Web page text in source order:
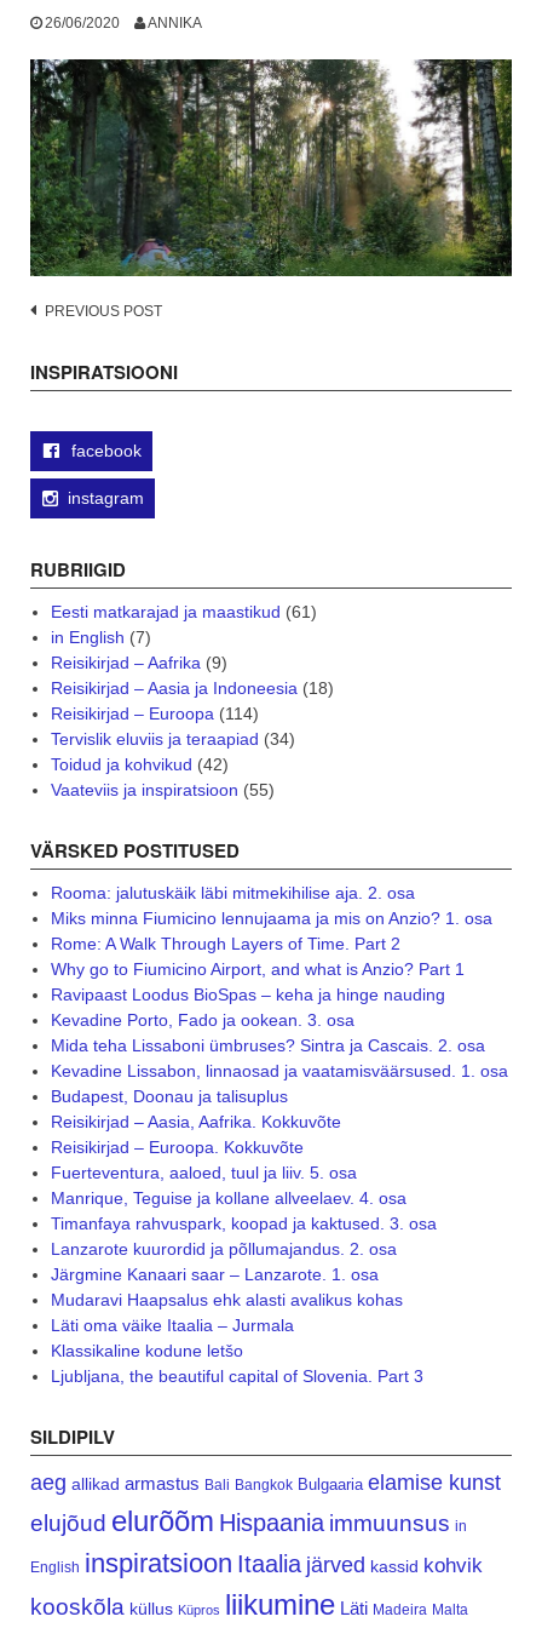
26/06/2020 ANNIKA
Post
PREVIOUS POST
INSPIRATSIOONI
facebook
instagram
RUBRIIGID
Eesti matkarajad ja maastikud (61)
in English (7)
Reisikirjad – Aafrika (9)
Reisikirjad – Aasia ja Indoneesia (18)
Reisikirjad – Euroopa (114)
Tervislik eluviis ja teraapiad (34)
Toidud ja kohvikud (42)
Vaateviis ja inspiratsioon (55)
VÄRSKED POSTITUSED
Rooma: jalutuskäik läbi mitmekihilise aja. 2. osa
Miks minna Fiumicino lennujaama ja mis on Anzio? 1. osa
Rome: A Walk Through Layers of Time. Part 2
Why go to Fiumicino Airport, and what is Anzio? Part 1
Ravipaast Loodus BioSpas – keha ja hinge nauding
Kevadine Porto, Fado ja ookean. 3. osa
Mida teha Lissaboni ümbruses? Sintra ja Cascais. 2. osa
Kevadine Lissabon, linnaosad ja vaatamisväärsused. 1. osa
Budapest, Doonau ja talisuplus
Reisikirjad – Aasia, Aafrika. Kokkuvõte
Reisikirjad – Euroopa. Kokkuvõte
Fuerteventura, aaloed, tuul ja liiv. 5. osa
Manrique, Teguise ja kollane allveelaev. 4. osa
Timanfaya rahvuspark, koopad ja kaktused. 3. osa
Lanzarote kuurordid ja põllumajandus. 2. osa
Järgmine Kanaari saar – Lanzarote. 1. osa
Mudaravi Haapsalus ehk alasti avalikus kohas
Läti oma väike Itaalia – Jurmala
Klassikaline kodune letšo
Ljubljana, the beautiful capital of Slovenia. Part 3
SILDIPILV
aeg allikad armastus Bali Bangkok Bulgaaria elamise kunst
elujõud elurõõm Hispaania immuunsus in
English inspiratsioon Itaalia järved kassid kohvik
kooskõla küllus Küpros liikumine Läti Madeira Malta